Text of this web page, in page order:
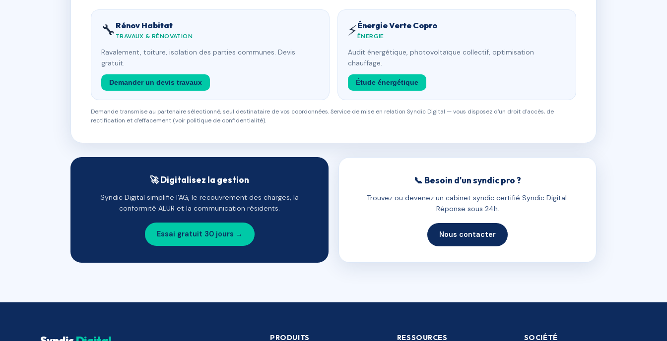
🔧 Rénov Habitat
TRAVAUX & RÉNOVATION
Ravalement, toiture, isolation des parties communes. Devis
gratuit.
Demander un devis travaux
⚡Énergie Verte Copro
ÉNERGIE
Audit énergétique, photovoltaïque collectif, optimisation
chauffage.
Étude énergétique
Demande transmise au partenaire sélectionné, seul destinataire de vos coordonnées. Service de mise en relation Syndic Digital — vous disposez d'un droit d'accès, de
rectification et d'effacement (voir politique de confidentialité).
🚀 Digitalisez la gestion
Syndic Digital simplifie l'AG, le recouvrement des charges, la
conformité ALUR et la communication résidents.
Essai gratuit 30 jours →
📞 Besoin d'un syndic pro ?
Trouvez ou devenez un cabinet syndic certifié Syndic Digital.
Réponse sous 24h.
Nous contacter
PRODUITS RESSOURCES SOCIÉTÉ